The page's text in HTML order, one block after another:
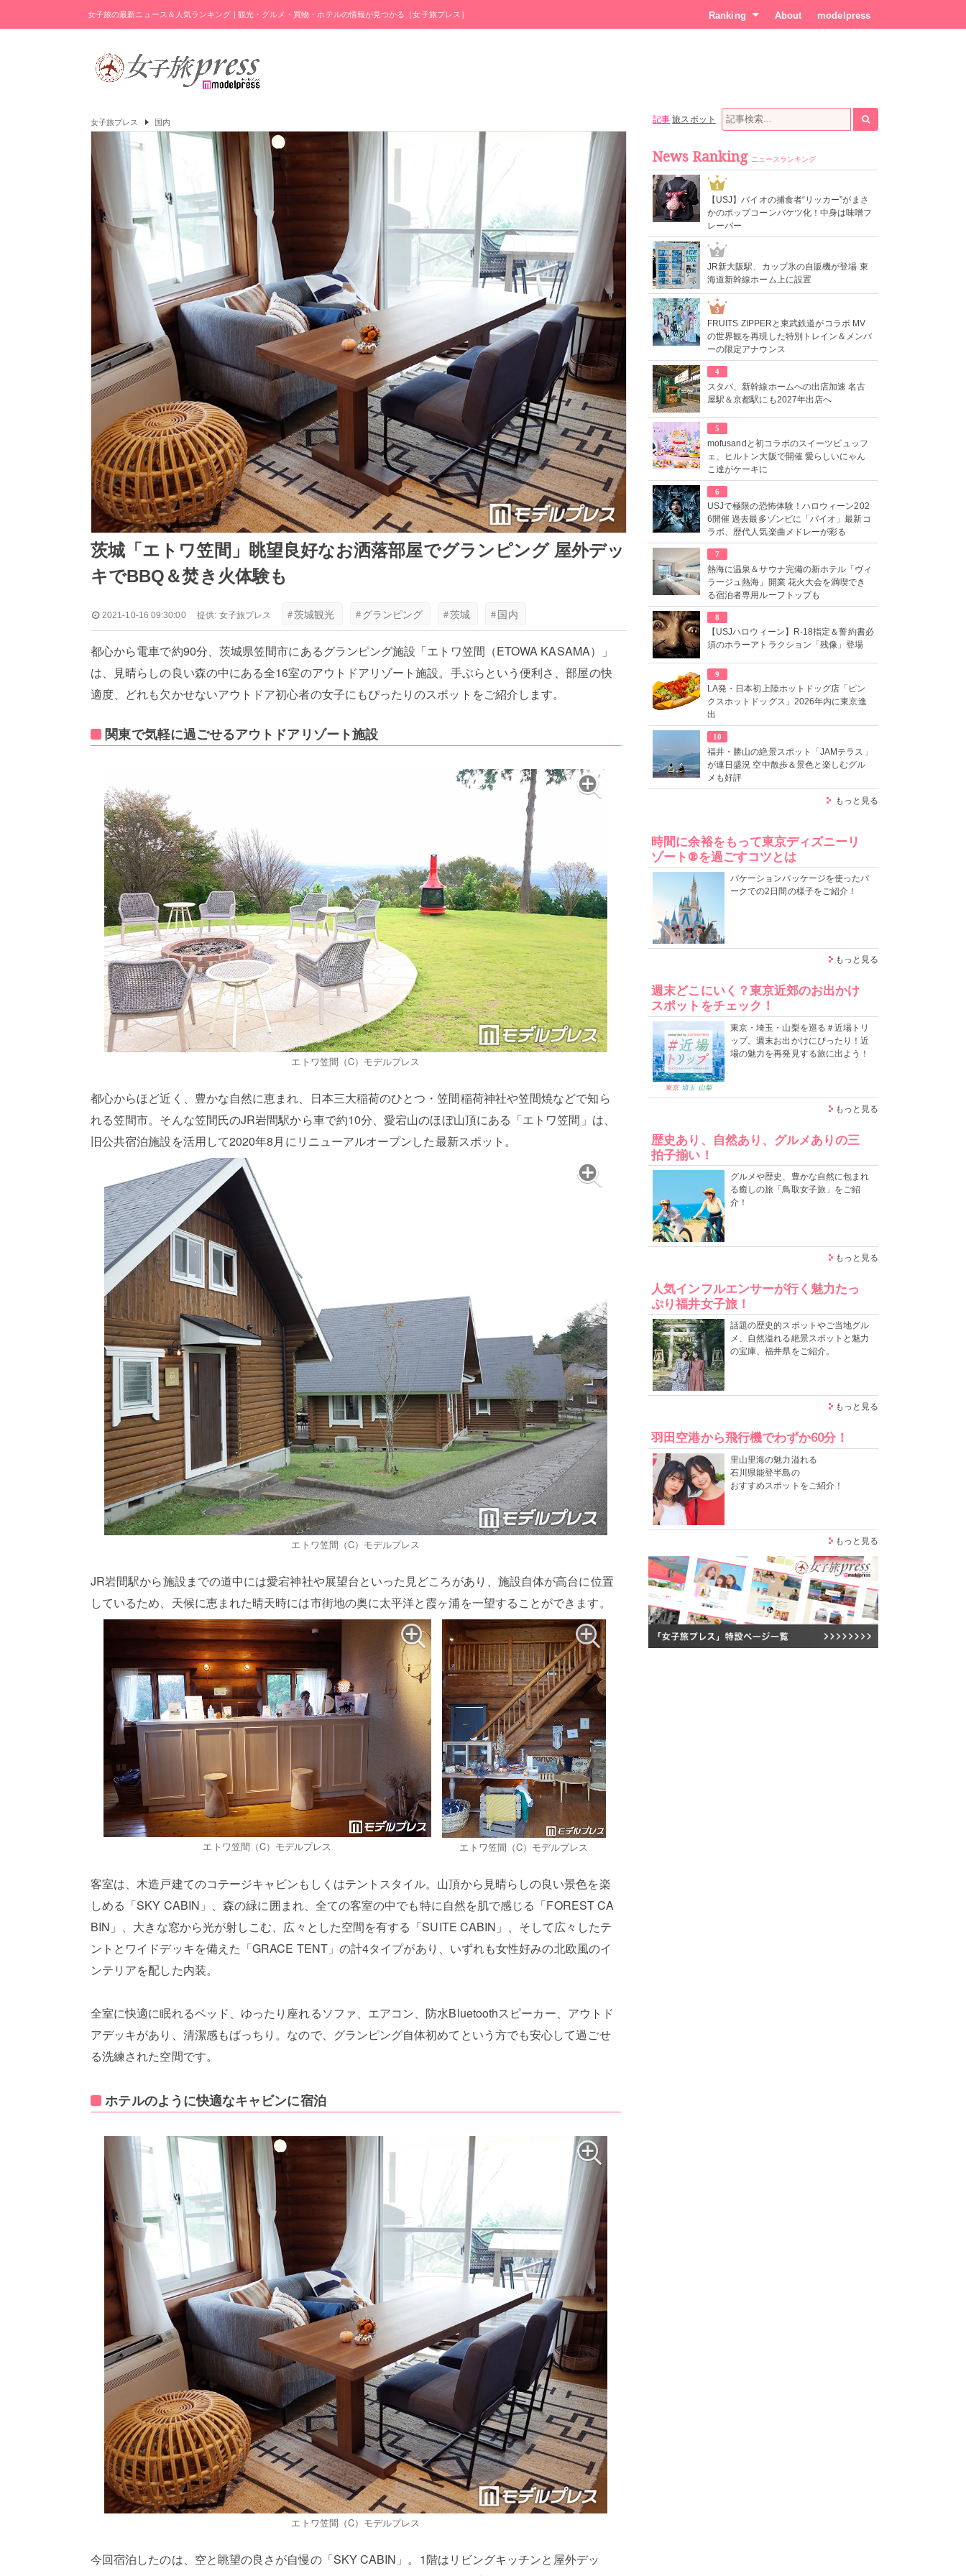
女子旅の最新ニュース＆人気ランキング | 観光・グルメ・買物・ホテルの情報が見つかる［女子旅プレス］ Ranking About modelpress
女子旅プレス 国内
茨城「エトワ笠間」眺望良好なお洒落部屋でグランピング 屋外デッ
キでBBQ＆焚き火体験も
2021-10-16 09:30:00 提供: 女子旅プレス #茨城観光 # グランピング #茨城 # 国内
都心から電車で約90分、茨城県笠間市にあるグランピング施設「エトワ笠間（ETOWA KASAMA）」
は、見晴らしの良い森の中にある全16室のアウトドアリゾート施設。手ぶらという便利さ、部屋の快
適度、どれも欠かせないアウトドア初心者の女子にもぴったりのスポットをご紹介します。
関東で気軽に過ごせるアウトドアリゾート施設
エトワ笠間（C）モデルプレス
都心からほど近く、豊かな自然に恵まれ、日本三大稲荷のひとつ・笠間稲荷神社や笠間焼などで知ら
れる笠間市。そんな笠間氏のJR岩間駅から車で約10分、愛宕山のほぼ山頂にある「エトワ笠間」は、
旧公共宿泊施設を活用して2020年8月にリニューアルオープンした最新スポット。
エトワ笠間（C）モデルプレス
JR岩間駅から施設までの道中には愛宕神社や展望台といった見どころがあり、施設自体が高台に位置
しているため、天候に恵まれた晴天時には市街地の奥に太平洋と霞ヶ浦を一望することができます。
エトワ笠間（C）モデルプレス エトワ笠間（C）モデルプレス
客室は、木造戸建てのコテージキャビンもしくはテントスタイル。山頂から見晴らしの良い景色を楽
しめる「SKY CABIN」、森の緑に囲まれ、全ての客室の中でも特に自然を肌で感じる「FOREST CA
BIN」、大きな窓から光が射しこむ、広々とした空間を有する「SUITE CABIN」、そして広々したテ
ントとワイドデッキを備えた「GRACE TENT」の計4タイプがあり、いずれも女性好みの北欧風のイ
ンテリアを配した内装。
全室に快適に眠れるベッド、ゆったり座れるソファ、エアコン、防水Bluetoothスピーカー、アウトド
アデッキがあり、清潔感もばっちり。なので、グランピング自体初めてという方でも安心して過ごせ
る洗練された空間です。
ホテルのように快適なキャビンに宿泊
エトワ笠間（C）モデルプレス
今回宿泊したのは、空と眺望の良さが自慢の「SKY CABIN」。1階はリビングキッチンと屋外デッ
記事 旅スポット
News Ranking ニュースランキング
1
【USJ】バイオの捕食者“リッカー”がまさ
かのポップコーンバケツ化！中身は味噌フ
レーバー
2
JR新大阪駅、カップ氷の自販機が登場 東
海道新幹線ホーム上に設置
3
FRUITS ZIPPERと東武鉄道がコラボ MV
の世界観を再現した特別トレイン＆メンバ
ーの限定アナウンス
4
スタバ、新幹線ホームへの出店加速 名古
屋駅＆京都駅にも2027年出店へ
5
mofusandと初コラボのスイーツビュッフ
ェ、ヒルトン大阪で開催 愛らしいにゃん
こ達がケーキに
6
USJで極限の恐怖体験！ハロウィーン202
6開催 過去最多ゾンビに「バイオ」最新コ
ラボ、歴代人気楽曲メドレーが彩る
7
熱海に温泉＆サウナ完備の新ホテル「ヴィ
ラージュ熱海」開業 花火大会を満喫でき
る宿泊者専用ルーフトップも
8
【USJハロウィーン】R-18指定＆誓約書必
須のホラーアトラクション「残像」登場
9
LA発・日本初上陸ホットドッグ店「ピン
クスホットドッグス」2026年内に東京進
出
10
福井・勝山の絶景スポット「JAMテラス」
が連日盛況 空中散歩＆景色と楽しむグル
メも好評
もっと見る
時間に余裕をもって東京ディズニーリ
ゾート®を過ごすコツとは
バケーションパッケージを使ったパ
ークでの2日間の様子をご紹介！
もっと見る
週末どこにいく？東京近郊のお出かけ
スポットをチェック！
東京・埼玉・山梨を巡る＃近場トリ
ップ。週末お出かけにぴったり！近
場の魅力を再発見する旅に出よう！
もっと見る
歴史あり、自然あり、グルメありの三
拍子揃い！
グルメや歴史、豊かな自然に包まれ
る癒しの旅「鳥取女子旅」をご紹
介！
もっと見る
人気インフルエンサーが行く魅力たっ
ぷり福井女子旅！
話題の歴史的スポットやご当地グル
メ、自然溢れる絶景スポットと魅力
の宝庫、福井県をご紹介。
もっと見る
羽田空港から飛行機でわずか60分！
里山里海の魅力溢れる
石川県能登半島の
おすすめスポットをご紹介！
もっと見る